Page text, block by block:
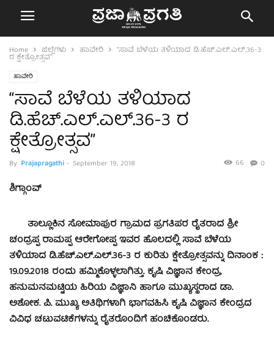
Home ಜಿಲ್ಲೆಗಳು ಹಾವೇರಿ “ಸಾವೆ ಬೆಳೆಯ ತಳಿಯಾದ ಡಿ.ಹೆಚ್.ಎಲ್.ಎಲ್.36-3
ರ ಕ್ಷೇತ್ರೋತ್ಸವ”
ಹಾವೇರಿ
“ಸಾವೆ ಬೆಳೆಯ ತಳಿಯಾದ
ಡಿ.ಹೆಚ್.ಎಲ್.ಎಲ್.36-3 ರ
ಕ್ಷೇತ್ರೋತ್ಸವ”
By Prajapragathi- September 19, 2018 0
66
ಶಿಗ್ಗಾಂವ್
ತಾಲ್ಲೂಕಿನ ಸೋಮಾಪುರ ಗ್ರಾಮದ ಪ್ರಗತಿಪರ ರೈತರಾದ ಶ್ರೀ
ಚಂದ್ರಪ್ಪ ರಾಮಪ್ಪ ಆರೇಗೋಪ್ಪ ಇವರ ಹೊಲದಲ್ಲಿ ಸಾವೆ ಬೆಳೆಯ
ತಳಿಯಾದ ಡಿ.ಹೆಚ್.ಎಲ್.ಎಲ್.36-3 ರ ಕುರಿತು ಕ್ಷೇತ್ರೋತ್ಸವನ್ನು ದಿನಾಂಕ :
19.09.2018 ರಂದು ಹಮ್ಮಿಕೊಳ್ಳಲಾಗಿತ್ತು. ಕೃಷಿ ವಿಜ್ಞಾನ ಕೇಂದ್ರ,
ಹನುಮನಮಟ್ಟಿಯ ಹಿರಿಯ ವಿಜ್ಞಾನಿ ಹಾಗೂ ಮುಖ್ಯಸ್ಥರಾದ ಡಾ.
ಅಶೋಕ. ಪಿ. ಮುಖ್ಯ ಅತಿಥಿಗಳಾಗಿ ಭಾಗವಹಿಸಿ ಕೃಷಿ ವಿಜ್ಞಾನ ಕೇಂದ್ರದ
ವಿವಿಧ ಚಟುವಟಿಕೆಗಳನ್ನು ರೈತರೊಂದಿಗೆ ಹಂಚಿಕೊಂಡರು.